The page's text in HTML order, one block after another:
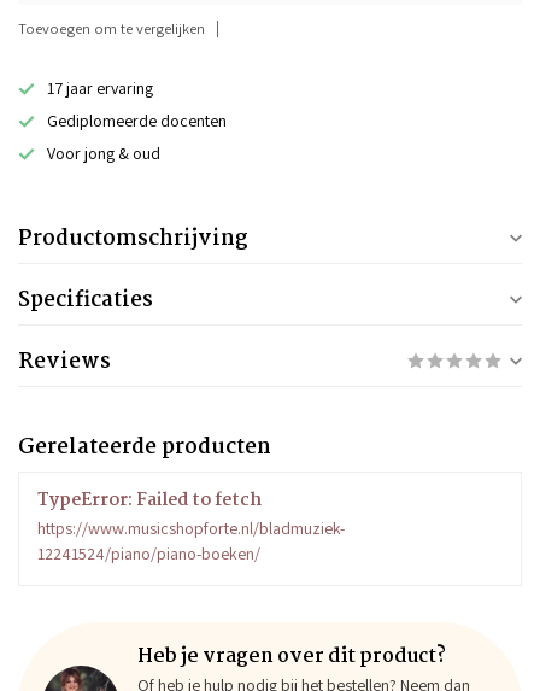
Toevoegen om te vergelijken
17 jaar ervaring
Gediplomeerde docenten
Voor jong & oud
Productomschrijving
Specificaties
Reviews
Gerelateerde producten
TypeError: Failed to fetch
https://www.musicshopforte.nl/bladmuziek-
12241524/piano/piano-boeken/
Heb je vragen over dit product?
Of heb je hulp nodig bij het bestellen? Neem dan